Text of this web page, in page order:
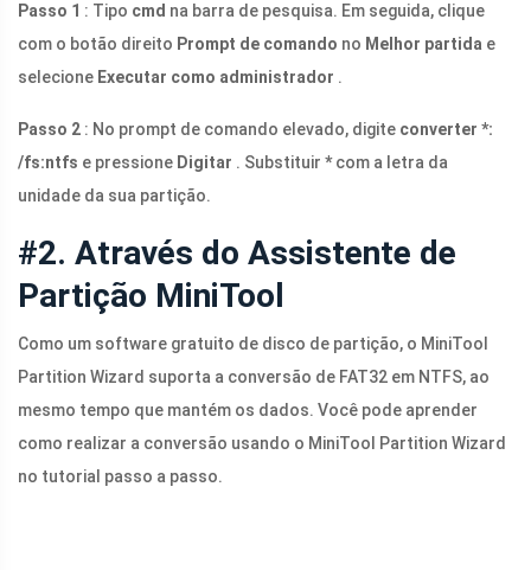
Passo 1 : Tipo cmd na barra de pesquisa. Em seguida, clique
com o botão direito Prompt de comando no Melhor partida e
selecione Executar como administrador .
Passo 2 : No prompt de comando elevado, digite converter *:
/fs:ntfs e pressione Digitar . Substituir *com a letra da
unidade da sua partição.
#2. Através do Assistente de
Partição MiniTool
Como um software gratuito de disco de partição, o MiniTool
Partition Wizard suporta a conversão de FAT32 em NTFS, ao
mesmo tempo que mantém os dados. Você pode aprender
como realizar a conversão usando o MiniTool Partition Wizard
no tutorial passo a passo.